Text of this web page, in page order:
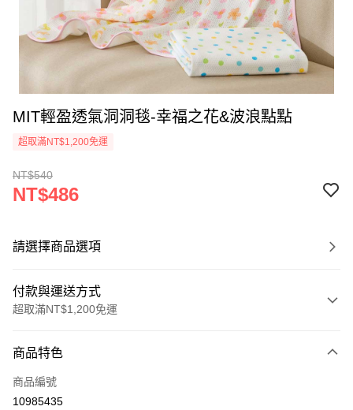
MIT輕盈透氣洞洞毯-幸福之花&波浪點點
超取滿NT$1,200免運
NT$540
NT$486
請選擇商品選項
付款與運送方式
超取滿NT$1,200免運
信用卡一次付款
超商取貨付款
商品特色
商品編號
10985435